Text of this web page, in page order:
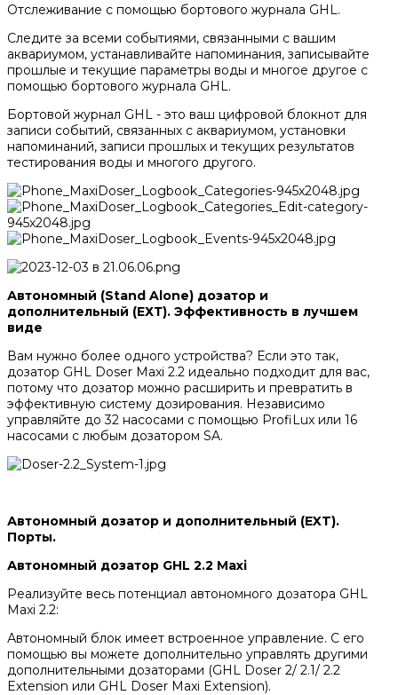
Отслеживание с помощью бортового журнала GHL.
Следите за всеми событиями, связанными с вашим
аквариумом, устанавливайте напоминания, записывайте
прошлые и текущие параметры воды и многое другое с
помощью бортового журнала GHL.
Бортовой журнал GHL - это ваш цифровой блокнот для
записи событий, связанных с аквариумом, установки
напоминаний, записи прошлых и текущих результатов
тестирования воды и многого другого.
Автономный (Stand Alone) дозатор и
дополнительный (ЕХТ). Эффективность в лучшем
виде
Вам нужно более одного устройства? Если это так,
дозатор GHL Doser Maxi 2.2 идеально подходит для вас,
потому что дозатор можно расширить и превратить в
эффективную систему дозирования. Независимо
управляйте до 32 насосами с помощью ProfiLux или 16
насосами с любым дозатором SA.
Автономный дозатор и дополнительный (EXT).
Порты.
Автономный дозатор GHL 2.2 Maxi
Реализуйте весь потенциал автономного дозатора GHL
Maxi 2.2:
Автономный блок имеет встроенное управление. С его
помощью вы можете дополнительно управлять другими
дополнительными дозаторами (GHL Doser 2/ 2.1/ 2.2
Extension или GHL Doser Maxi Extension).